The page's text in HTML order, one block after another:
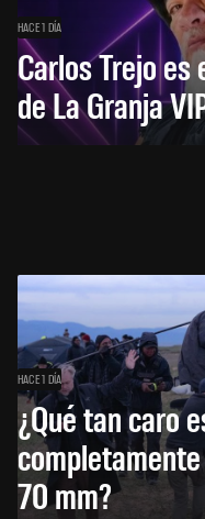
HACE 1 DÍA
Carlos Trejo
de La Granja
HACE 1 DÍA
¿Qué tan caro
70 mm?